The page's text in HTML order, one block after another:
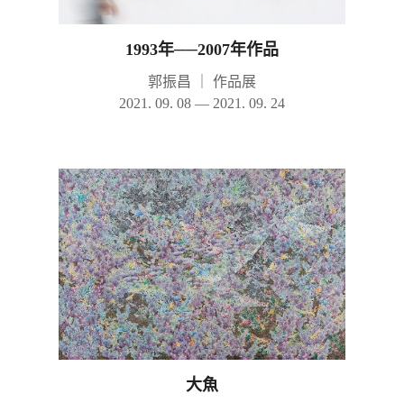
1993年──2007年作品
郭振昌
作品展
2021. 09. 08 — 2021. 09. 24
大魚